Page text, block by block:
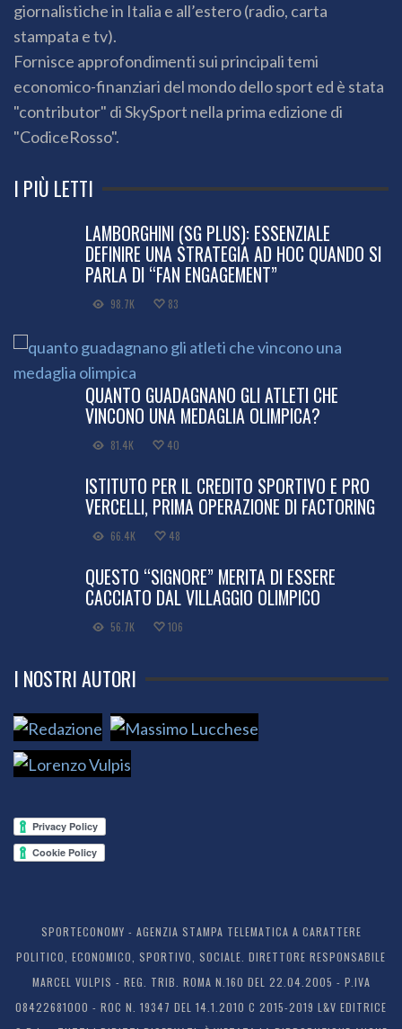
giornalistiche in Italia e all’estero (radio, carta
stampata e tv).
Fornisce approfondimenti sui principali temi
economico-finanziari del mondo dello sport ed è stata
"contributor" di SkySport nella prima edizione di
"CodiceRosso".
I PIÙ LETTI
LAMBORGHINI (SG PLUS): ESSENZIALE
DEFINIRE UNA STRATEGIA AD HOC QUANDO SI
PARLA DI “FAN ENGAGEMENT”
98.7K 83
QUANTO GUADAGNANO GLI ATLETI CHE
VINCONO UNA MEDAGLIA OLIMPICA?
81.4K 40
ISTITUTO PER IL CREDITO SPORTIVO E PRO
VERCELLI, PRIMA OPERAZIONE DI FACTORING
66.4K 48
QUESTO “SIGNORE” MERITA DI ESSERE
CACCIATO DAL VILLAGGIO OLIMPICO
56.7K 106
I NOSTRI AUTORI
SPORTECONOMY - AGENZIA STAMPA TELEMATICA A CARATTERE
POLITICO, ECONOMICO, SPORTIVO, SOCIALE. DIRETTORE RESPONSABILE
MARCEL VULPIS - REG. TRIB. ROMA N.160 DEL 22.04.2005 - P.IVA
08422681000 - ROC N. 19347 DEL 14.1.2010 C 2015-2019 L&V EDITRICE